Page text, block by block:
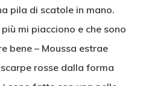
pila di scatole in mano.
mi piacciono e che sono
bene – Moussa estrae
rosse dalla forma